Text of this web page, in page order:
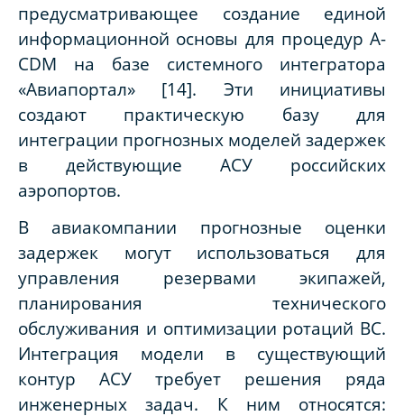
предусматривающее создание единой
информационной основы для процедур A-
CDM на базе системного интегратора
«Авиапортал» [14]. Эти инициативы
создают практическую базу для
интеграции прогнозных моделей задержек
в действующие АСУ российских
аэропортов.
В авиакомпании прогнозные оценки
задержек могут использоваться для
управления резервами экипажей,
планирования технического
обслуживания и оптимизации ротаций ВС.
Интеграция модели в существующий
контур АСУ требует решения ряда
инженерных задач. К ним относятся: